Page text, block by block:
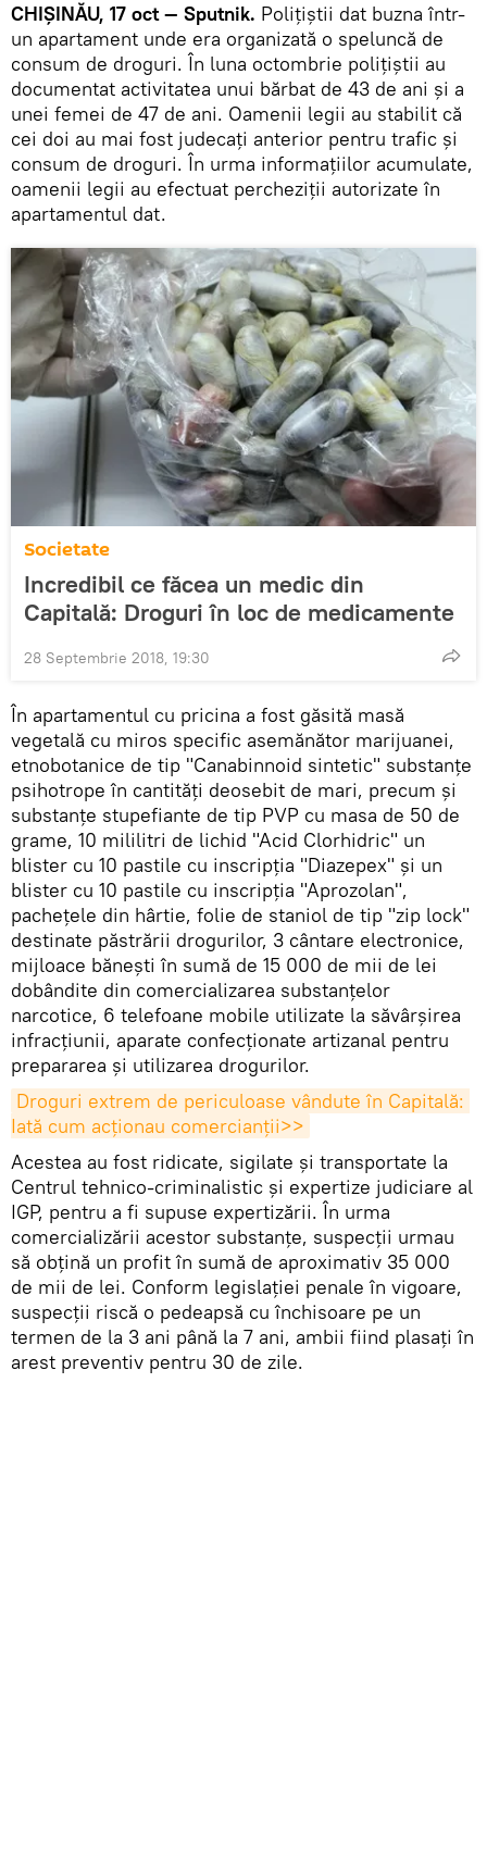
CHIȘINĂU, 17 oct — Sputnik. Polițiștii dat buzna într-
un apartament unde era organizată o speluncă de
consum de droguri. În luna octombrie polițiștii au
documentat activitatea unui bărbat de 43 de ani și a
unei femei de 47 de ani. Oamenii legii au stabilit că
cei doi au mai fost judecați anterior pentru trafic și
consum de droguri. În urma informațiilor acumulate,
oamenii legii au efectuat percheziții autorizate în
apartamentul dat.
Societate
Incredibil ce făcea un medic din
Capitală: Droguri în loc de medicamente
28 Septembrie 2018, 19:30
În apartamentul cu pricina a fost găsită masă
vegetală cu miros specific asemănător marijuanei,
etnobotanice de tip "Canabinnoid sintetic" substanțe
psihotrope în cantități deosebit de mari, precum și
substanțe stupefiante de tip PVP cu masa de 50 de
grame, 10 mililitri de lichid "Acid Clorhidric" un
blister cu 10 pastile cu inscripția "Diazepex" și un
blister cu 10 pastile cu inscripția "Aprozolan",
pachețele din hârtie, folie de staniol de tip "zip lock"
destinate păstrării drogurilor, 3 cântare electronice,
mijloace bănești în sumă de 15 000 de mii de lei
dobândite din comercializarea substanțelor
narcotice, 6 telefoane mobile utilizate la săvârșirea
infracțiunii, aparate confecționate artizanal pentru
prepararea și utilizarea drogurilor.
Droguri extrem de periculoase vândute în Capitală:
Iată cum acționau comercianții>>
Acestea au fost ridicate, sigilate și transportate la
Centrul tehnico-criminalistic și expertize judiciare al
IGP, pentru a fi supuse expertizării. În urma
comercializării acestor substanțe, suspecții urmau
să obțină un profit în sumă de aproximativ 35 000
de mii de lei. Conform legislației penale în vigoare,
suspecții riscă o pedeapsă cu închisoare pe un
termen de la 3 ani până la 7 ani, ambii fiind plasați în
arest preventiv pentru 30 de zile.